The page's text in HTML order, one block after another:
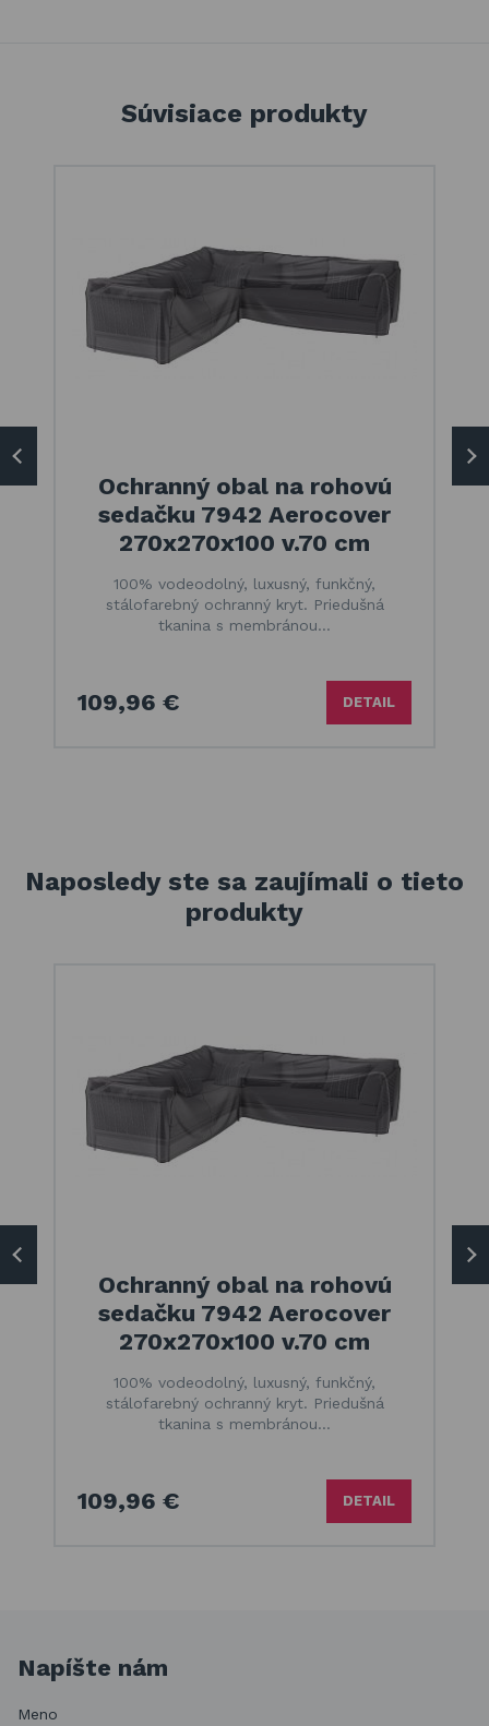
Súvisiace produkty
Ochranný obal na rohovú
sedačku 7942 Aerocover
270x270x100 v.70 cm
100% vodeodolný, luxusný, funkčný,
stálofarebný ochranný kryt. Priedušná
tkanina s membránou…
109,96 € DETAIL
Naposledy ste sa zaujímali o tieto
produkty
Ochranný obal na rohovú
sedačku 7942 Aerocover
270x270x100 v.70 cm
100% vodeodolný, luxusný, funkčný,
stálofarebný ochranný kryt. Priedušná
tkanina s membránou…
109,96 € DETAIL
Napíšte nám
Meno